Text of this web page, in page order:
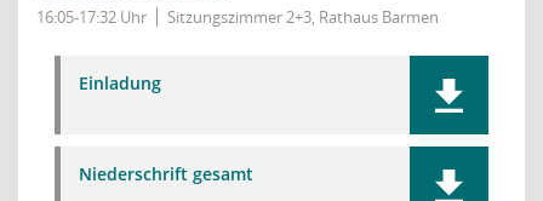
16:05-17:32 Uhr Sitzungszimmer 2+3, Rathaus Barmen
Einladung
Niederschrift gesamt